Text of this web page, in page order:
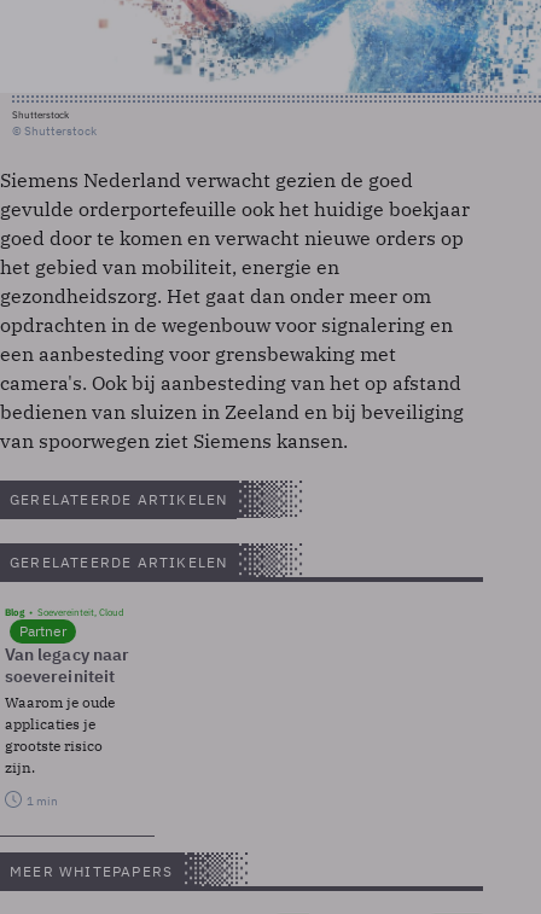
Shutterstock
© Shutterstock
Siemens Nederland verwacht gezien de goed
gevulde orderportefeuille ook het huidige boekjaar
goed door te komen en verwacht nieuwe orders op
het gebied van mobiliteit, energie en
gezondheidszorg. Het gaat dan onder meer om
opdrachten in de wegenbouw voor signalering en
een aanbesteding voor grensbewaking met
camera's. Ook bij aanbesteding van het op afstand
bedienen van sluizen in Zeeland en bij beveiliging
van spoorwegen ziet Siemens kansen.
GERELATEERDE ARTIKELEN
GERELATEERDE ARTIKELEN
Blog Soevereinteit, Cloud
Partner
Van legacy naar
soevereiniteit
Waarom je oude
applicaties je
grootste risico
zijn.
1 min
MEER WHITEPAPERS